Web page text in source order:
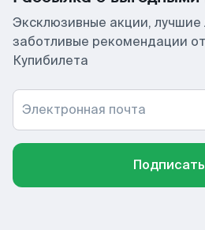
Эксклюзивные акции, лучшие
заботливые рекомендации
Купибилета
Электронная почта